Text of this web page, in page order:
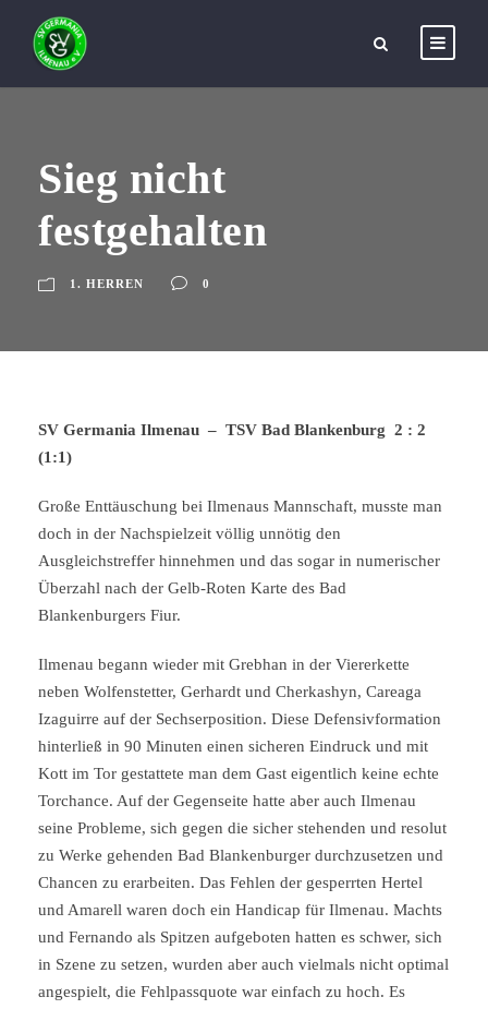
Sieg nicht
festgehalten
1. HERREN 0
SV Germania Ilmenau – TSV Bad Blankenburg 2 : 2
(1:1)
Große Enttäuschung bei Ilmenaus Mannschaft, musste man
doch in der Nachspielzeit völlig unnötig den
Ausgleichstreffer hinnehmen und das sogar in numerischer
Überzahl nach der Gelb-Roten Karte des Bad
Blankenburgers Fiur.
Ilmenau begann wieder mit Grebhan in der Viererkette
neben Wolfenstetter, Gerhardt und Cherkashyn, Careaga
Izaguirre auf der Sechserposition. Diese Defensivformation
hinterließ in 90 Minuten einen sicheren Eindruck und mit
Kott im Tor gestattete man dem Gast eigentlich keine echte
Torchance. Auf der Gegenseite hatte aber auch Ilmenau
seine Probleme, sich gegen die sicher stehenden und resolut
zu Werke gehenden Bad Blankenburger durchzusetzen und
Chancen zu erarbeiten. Das Fehlen der gesperrten Hertel
und Amarell waren doch ein Handicap für Ilmenau. Machts
und Fernando als Spitzen aufgeboten hatten es schwer, sich
in Szene zu setzen, wurden aber auch vielmals nicht optimal
angespielt, die Fehlpassquote war einfach zu hoch. Es